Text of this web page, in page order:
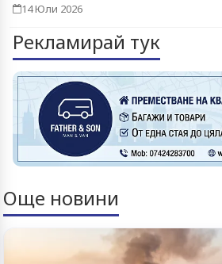
14 Юли 2026
Рекламирай тук
Още новини